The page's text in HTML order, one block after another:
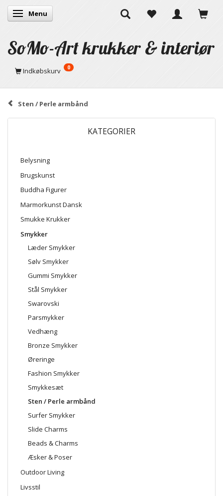
Skifte navigation
Menu
SoMo-Art krukker & interiør
Indkøbskurv 0
Sten / Perle armbånd
KATEGORIER
Belysning
Brugskunst
Buddha Figurer
Marmorkunst Dansk
Smukke Krukker
Smykker
Læder Smykker
Sølv Smykker
Gummi Smykker
Stål Smykker
Swarovski
Parsmykker
Vedhæng
Bronze Smykker
Øreringe
Fashion Smykker
Smykkesæt
Sten / Perle armbånd
Surfer Smykker
Slide Charms
Beads & Charms
Æsker & Poser
Outdoor Living
Livsstil